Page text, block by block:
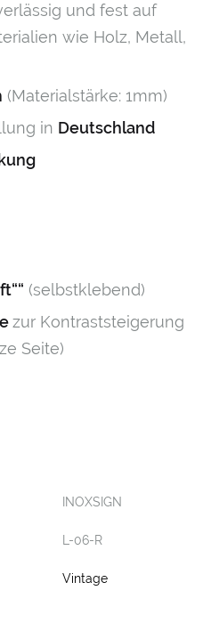
und fest auf
wie Holz, Metall,
(Materialstärke: 1mm)
in Deutschland
(selbstklebend)
zur Kontraststeigerung
Seite)
INOXSIGN
L-06-R
Vintage